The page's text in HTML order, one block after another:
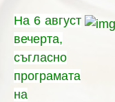
На 6 август
вечерта,
съгласно
програмата
на